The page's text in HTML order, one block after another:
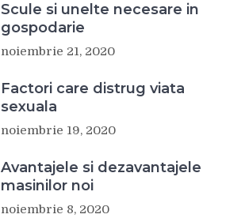
Scule si unelte necesare in
gospodarie
noiembrie 21, 2020
Factori care distrug viata
sexuala
noiembrie 19, 2020
Avantajele si dezavantajele
masinilor noi
noiembrie 8, 2020